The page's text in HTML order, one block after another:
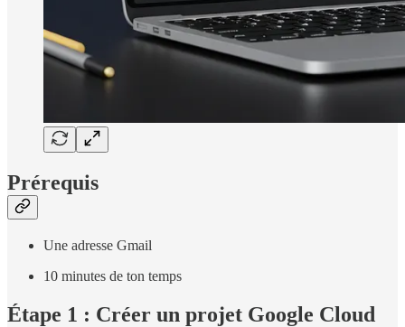
Prérequis
Une adresse Gmail
10 minutes de ton temps
Étape 1 : Créer un projet Google Cloud